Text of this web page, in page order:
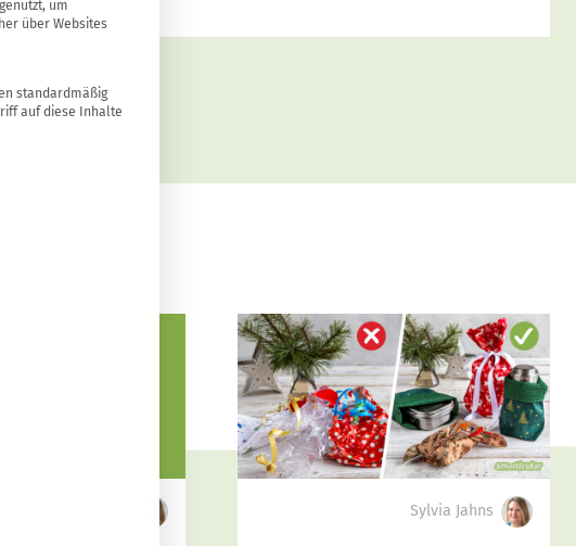
Sylvia Jahns
um
über Websites
standardmäßig
auf diese Inhalte